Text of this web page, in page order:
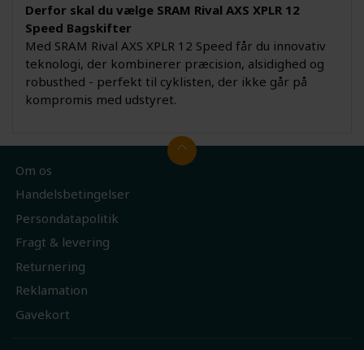
Derfor skal du vælge SRAM Rival AXS XPLR 12
Speed Bagskifter
Med SRAM Rival AXS XPLR 12 Speed får du innovativ
teknologi, der kombinerer præcision, alsidighed og
robusthed - perfekt til cyklisten, der ikke går på
kompromis med udstyret.
Om os
Handelsbetingelser
Persondatapolitik
Fragt & levering
Returnering
Reklamation
Gavekort